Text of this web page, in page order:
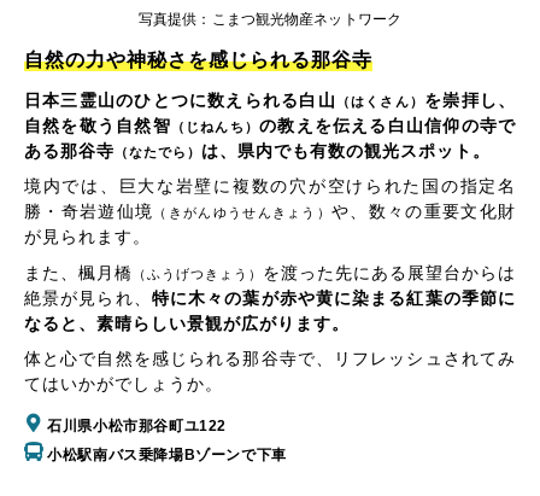
写真提供：こまつ観光物産ネットワーク
自然の力や神秘さを感じられる那谷寺
日本三霊山のひとつに数えられる白山 （はくさん） を崇拝し、
自然を敬う自然智 （じねんち）の教えを伝える白山信仰の寺で
ある那谷寺 （なたでら） は、県内でも有数の観光スポット。
境内では、巨大な岩壁に複数の穴が空けられた国の指定名
勝・奇岩遊仙境
（きがんゆうせんきょう）や、数々の重要文化財
が見られます。
また、楓月橋 （ふうげつきょう） を渡った先にある展望台からは
絶景が見られ、 特に木々の葉が赤や黄に染まる紅葉の季節に
なると、素晴らしい景観が広がります。
体と心で自然を感じられる那谷寺で、リフレッシュされてみ
てはいかがでしょうか。
石川県小松市那谷町ユ122
小松駅南バス乗降場Bゾーンで下車